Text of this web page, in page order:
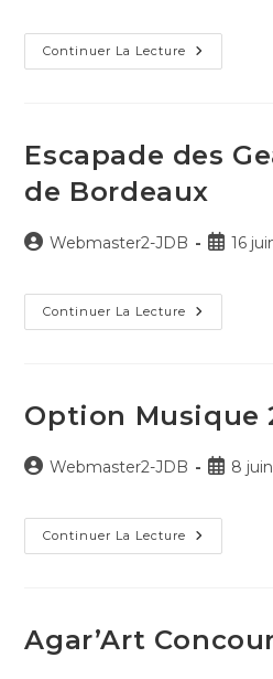
publication :
Continuer La Lecture Prix
Lycéens-
Escapade des
de Bordeaux
Auteur/autrice
publication :
Webmaster2-JDB 16
Continuer La Lecture Escapade
Des
Bordeaux
Option Musique
Auteur/autrice
publication :
Webmaster2-JDB 8
Continuer La Lecture Option
Musique
Agar’Art